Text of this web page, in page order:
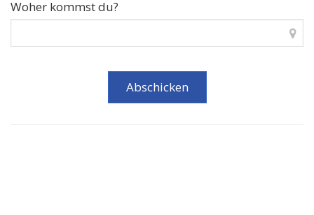
Woher kommst du?